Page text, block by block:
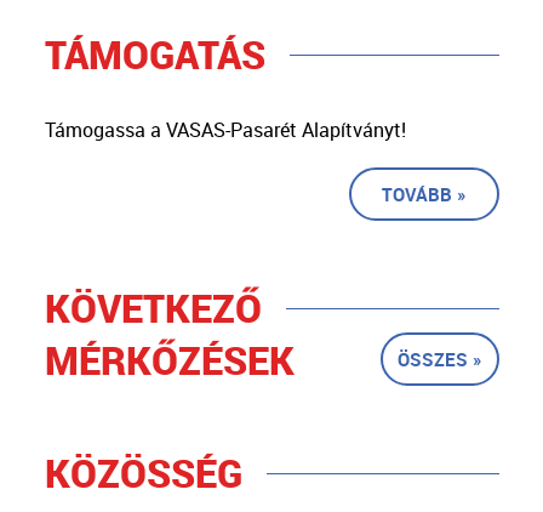
TÁMOGATÁS
Támogassa a VASAS-Pasarét Alapítványt!
TOVÁBB »
KÖVETKEZŐ
MÉRKŐZÉSEK
ÖSSZES »
KÖZÖSSÉG